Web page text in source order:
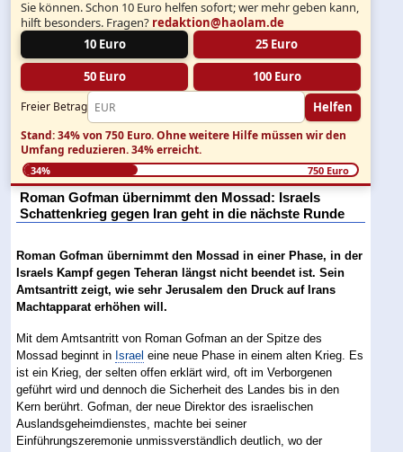
Sie können. Schon 10 Euro helfen sofort; wer mehr geben kann,
hilft besonders. Fragen? redaktion@haolam.de
10 Euro
25 Euro
50 Euro 100 Euro
Freier Betrag Helfen
Stand: 34% von 750 Euro.Ohne weitere Hilfe müssen wir den
Umfang reduzieren.34% erreicht.
34% 750 Euro
Roman Gofman übernimmt den Mossad: Israels
Schattenkrieg gegen Iran geht in die nächste Runde
Roman Gofman übernimmt den Mossad in einer Phase, in der
Israels Kampf gegen Teheran längst nicht beendet ist. Sein
Amtsantritt zeigt, wie sehr Jerusalem den Druck auf Irans
Machtapparat erhöhen will.
Mit dem Amtsantritt von Roman Gofman an der Spitze des
Mossad beginnt in Israel eine neue Phase in einem alten Krieg. Es
ist ein Krieg, der selten offen erklärt wird, oft im Verborgenen
geführt wird und dennoch die Sicherheit des Landes bis in den
Kern berührt. Gofman, der neue Direktor des israelischen
Auslandsgeheimdienstes, machte bei seiner
Einführungszeremonie unmissverständlich deutlich, wo der